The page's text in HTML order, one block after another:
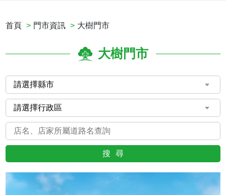
首頁 門市資訊 大樹門市
大樹門市
搜尋